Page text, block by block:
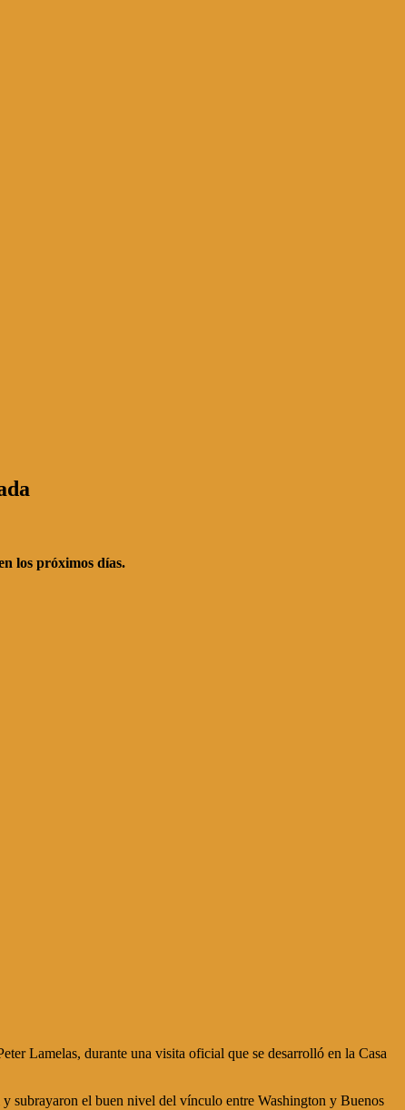
los próximos días.
Lamelas, durante una visita oficial que se desarrolló en la Casa
subrayaron el buen nivel del vínculo entre Washington y Buenos